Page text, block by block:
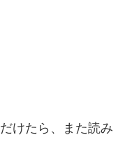
けたら、また読み